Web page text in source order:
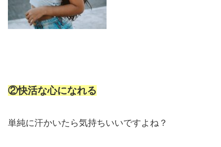
②快活な心になれる
単純に汗かいたら気持ちいいですよね？